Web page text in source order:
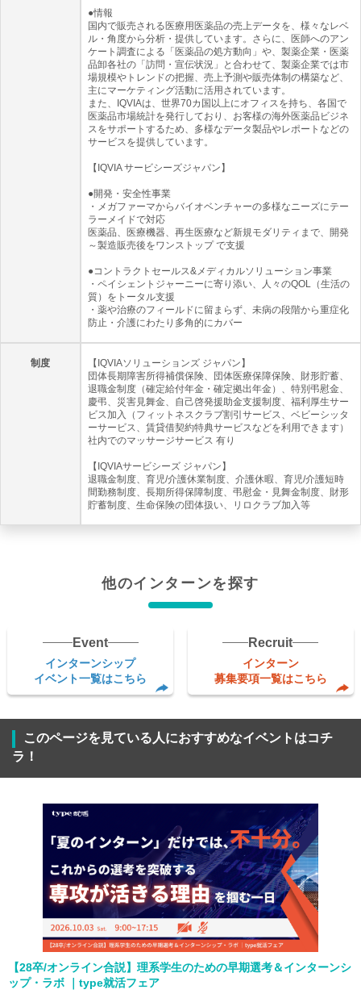
●情報
国内で販売される医療用医薬品の売上データを、様々なレベ
ル・角度から分析・提供しています。さらに、医師へのアン
ケート調査による「医薬品の処方動向」や、製薬企業・医薬
品卸各社の「訪問・宣伝状況」と合わせて、製薬企業では市
場規模やトレンドの把握、売上予測や販売体制の構築など、
主にマーケティング活動に活用されています。
また、IQVIAは、世界70カ国以上にオフィスを持ち、各国で
医薬品市場統計を発行しており、お客様の海外医薬品ビジネ
スをサポートするため、多様なデータ製品やレポートなどの
サービスを提供しています。
【IQVIA サービシーズジャパン】
●開発・安全性事業
・メガファーマからバイオベンチャーの多様なニーズにテー
ラーメイドで対応
医薬品、医療機器、再生医療など新規モダリティまで、開発
～製造販売後をワンストップ で支援
●コントラクトセールス&メディカルソリューション事業
・ペイシェントジャーニーに寄り添い、人々のQOL（生活の
質）をトータル支援
・薬や治療のフィールドに留まらず、未病の段階から重症化
防止・介護にわたり多角的にカバー
制度
【IQVIAソリューションズ ジャパン】
団体長期障害所得補償保険、団体医療保障保険、財形貯蓄、
退職金制度（確定給付年金・確定拠出年金）、特別弔慰金、
慶弔、災害見舞金、自己啓発援助金支援制度、福利厚生サー
ビス加入（フィットネスクラブ割引サービス、ベビーシッタ
ーサービス、賃貸借契約特典サービスなどを利用できます）
社内でのマッサージサービス 有り
【IQVIAサービシーズ ジャパン】
退職金制度、育児/介護休業制度、介護休暇、育児/介護短時
間勤務制度、長期所得保障制度、弔慰金・見舞金制度、財形
貯蓄制度、生命保険の団体扱い、リロクラブ加入等
他のインターンを探す
Event
インターンシップ
イベント一覧はこちら
Recruit
インターン
募集要項一覧はこちら
このページを見ている人におすすめなイベントはコチ
ラ！
【28卒/オンライン合説】理系学生のための早期選考＆インターンシ
ップ・ラボ ｜type就活フェア